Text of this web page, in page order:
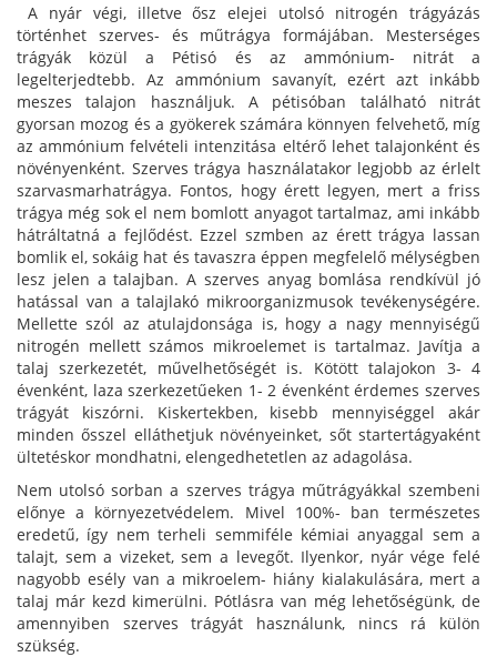
A nyár végi, illetve ősz elejei utolsó nitrogén trágyázás
történhet szerves- és műtrágya formájában. Mesterséges
trágyák közül a Pétisó és az ammónium- nitrát a
legelterjedtebb. Az ammónium savanyít, ezért azt inkább
meszes talajon használjuk. A pétisóban található nitrát
gyorsan mozog és a gyökerek számára könnyen felvehető, míg
az ammónium felvételi intenzitása eltérő lehet talajonként és
növényenként. Szerves trágya használatakor legjobb az érlelt
szarvasmarhatrágya. Fontos, hogy érett legyen, mert a friss
trágya még sok el nem bomlott anyagot tartalmaz, ami inkább
hátráltatná a fejlődést. Ezzel szmben az érett trágya lassan
bomlik el, sokáig hat és tavaszra éppen megfelelő mélységben
lesz jelen a talajban. A szerves anyag bomlása rendkívül jó
hatással van a talajlakó mikroorganizmusok tevékenységére.
Mellette szól az atulajdonsága is, hogy a nagy mennyiségű
nitrogén mellett számos mikroelemet is tartalmaz. Javítja a
talaj szerkezetét, művelhetőségét is. Kötött talajokon 3- 4
évenként, laza szerkezetűeken 1- 2 évenként érdemes szerves
trágyát kiszórni. Kiskertekben, kisebb mennyiséggel akár
minden ősszel elláthetjuk növényeinket, sőt startertágyaként
ültetéskor mondhatni, elengedhetetlen az adagolása.
Nem utolsó sorban a szerves trágya műtrágyákkal szembeni
előnye a környezetvédelem. Mivel 100%- ban természetes
eredetű, így nem terheli semmiféle kémiai anyaggal sem a
talajt, sem a vizeket, sem a levegőt. Ilyenkor, nyár vége felé
nagyobb esély van a mikroelem- hiány kialakulására, mert a
talaj már kezd kimerülni. Pótlásra van még lehetőségünk, de
amennyiben szerves trágyát használunk, nincs rá külön
szükség.